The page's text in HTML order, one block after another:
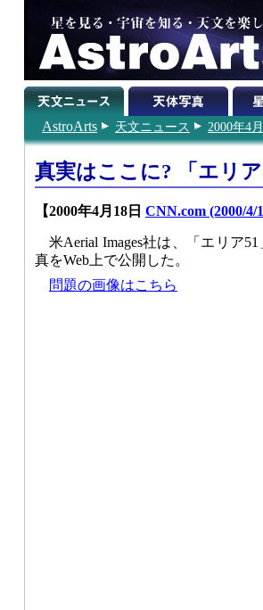
AstroArts 天文ニュース 2000年4月
真実はここに? 「エリ
【2000年4月18日 CNN.com (2000/4/
米Aerial Images社は、「エリア
真をWeb上で公開した。
問題の画像はこちら